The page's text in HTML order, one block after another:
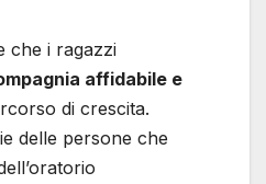
che i ragazzi
affidabile e
di crescita.
delle persone che